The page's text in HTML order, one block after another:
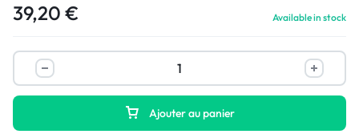
39,20 € Available in stock
Ajouter au panier